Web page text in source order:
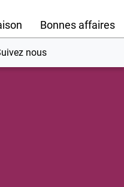
Bonnes affaires
nous